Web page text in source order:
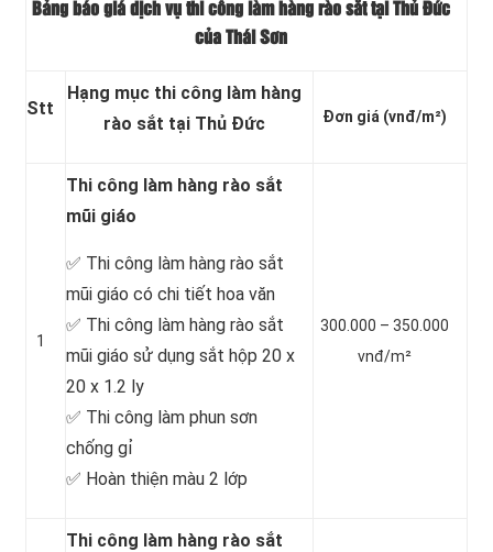
Bảng báo giá dịch vụ thi công làm hàng rào sắt tại Thủ Đức
của Thái Sơn
Stt
Hạng mục thi công làm hàng
rào sắt tại Thủ Đức
Đơn giá (vnđ/m²)
1
Thi công làm hàng rào sắt
mũi giáo
✅ Thi công làm hàng rào sắt
mũi giáo có chi tiết hoa văn
✅ Thi công làm hàng rào sắt
mũi giáo sử dụng sắt hộp 20 x
20 x 1.2 ly
✅ Thi công làm phun sơn
chống gỉ
✅ Hoàn thiện màu 2 lớp
300.000 – 350.000
vnđ/m²
Thi công làm hàng rào sắt